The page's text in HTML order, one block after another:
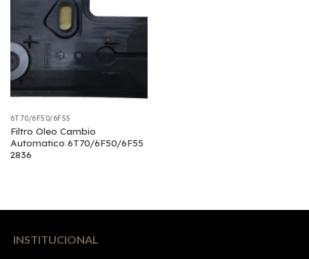
6T70/6F50/6F55
Filtro Oleo Cambio
Automatico 6T70/6F50/6F55
2836
INSTITUCIONAL